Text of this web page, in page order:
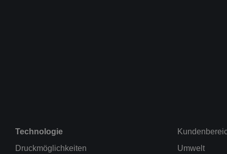
Technologie
Druckmöglichkeiten
Umwelt